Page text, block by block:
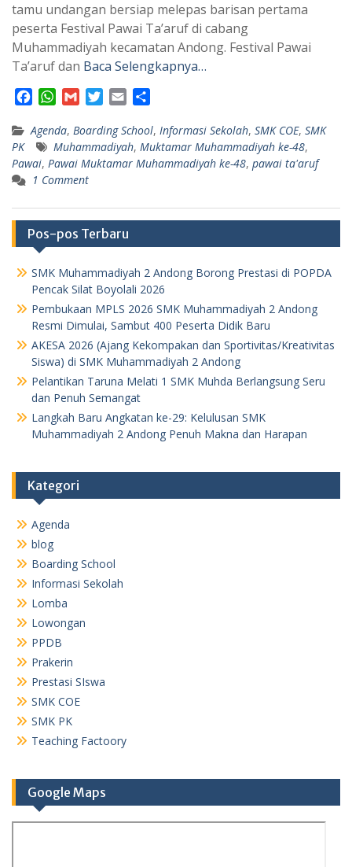
tamu undangan bersiap melepas barisan pertama
peserta Festival Pawai Ta’aruf di cabang
Muhammadiyah kecamatan Andong. Festival Pawai
Ta’aruf dan Baca Selengkapnya…
c
e
b
o
k
W
a
t
s
A
p
a
i
l
i
t
t
a
i
l
a
r
e
Agenda, Boarding School, Informasi Sekolah, SMK COE, SMK
PK
Muhammadiyah, Muktamar Muhammadiyah ke-48,
Pawai, Pawai Muktamar Muhammadiyah ke-48, pawai ta'aruf
1 Comment
Pos-pos Terbaru
SMK Muhammadiyah 2 Andong Borong Prestasi di POPDA
Pencak Silat Boyolali 2026
Pembukaan MPLS 2026 SMK Muhammadiyah 2 Andong
Resmi Dimulai, Sambut 400 Peserta Didik Baru
AKESA 2026 (Ajang Kekompakan dan Sportivitas/Kreativitas
Siswa) di SMK Muhammadiyah 2 Andong
Pelantikan Taruna Melati 1 SMK Muhda Berlangsung Seru
dan Penuh Semangat
Langkah Baru Angkatan ke-29: Kelulusan SMK
Muhammadiyah 2 Andong Penuh Makna dan Harapan
Kategori
Agenda
blog
Boarding School
Informasi Sekolah
Lomba
Lowongan
PPDB
Prakerin
Prestasi SIswa
SMK COE
SMK PK
Teaching Factoory
Google Maps